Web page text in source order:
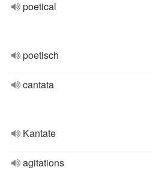
poetical
poetisch
cantata
Kantate
agitations